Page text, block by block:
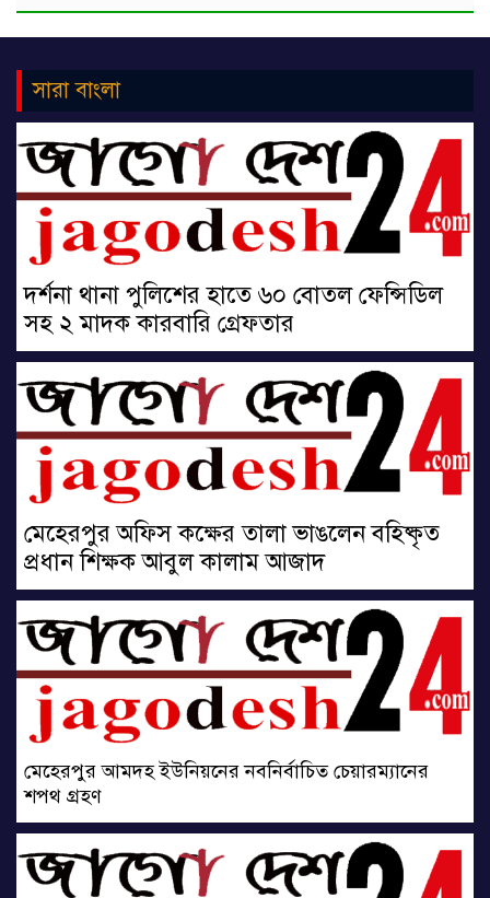
সারা বাংলা
দর্শনা থানা পুলিশের হাতে ৬০ বোতল ফেন্সিডিল
সহ ২ মাদক কারবারি গ্রেফতার
মেহেরপুর অফিস কক্ষের তালা ভাঙলেন বহিষ্কৃত
প্রধান শিক্ষক আবুল কালাম আজাদ
মেহেরপুর আমদহ ইউনিয়নের নবনির্বাচিত চেয়ারম্যানের
শপথ গ্রহণ